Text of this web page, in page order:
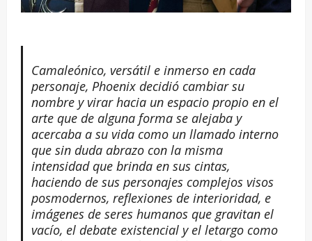
Camaleónico, versátil e inmerso en cada
personaje, Phoenix decidió cambiar su
nombre y virar hacia un espacio propio en el
arte que de alguna forma se alejaba y
acercaba a su vida como un llamado interno
que sin duda abrazo con la misma
intensidad que brinda en sus cintas,
haciendo de sus personajes complejos visos
posmodernos, reflexiones de interioridad, e
imágenes de seres humanos que gravitan el
vacío, el debate existencial y el letargo como